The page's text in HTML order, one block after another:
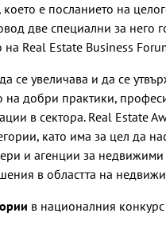
което е посланието на
две специални за него
Real Estate Business
се увеличава и да се
добри практики,
в сектора. Real Estate
като има за цел да
и агенции за недвижими
в областта на
в националния конкурс